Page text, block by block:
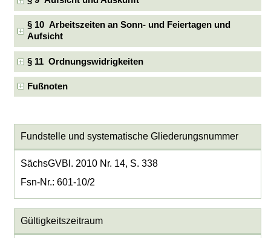
§ 10 Arbeitszeiten an Sonn- und Feiertagen und
Aufsicht
§ 11 Ordnungswidrigkeiten
Fußnoten
Fundstelle und systematische Gliederungsnummer
SächsGVBl. 2010 Nr. 14, S. 338
Fsn-Nr.: 601-10/2
Gültigkeitszeitraum